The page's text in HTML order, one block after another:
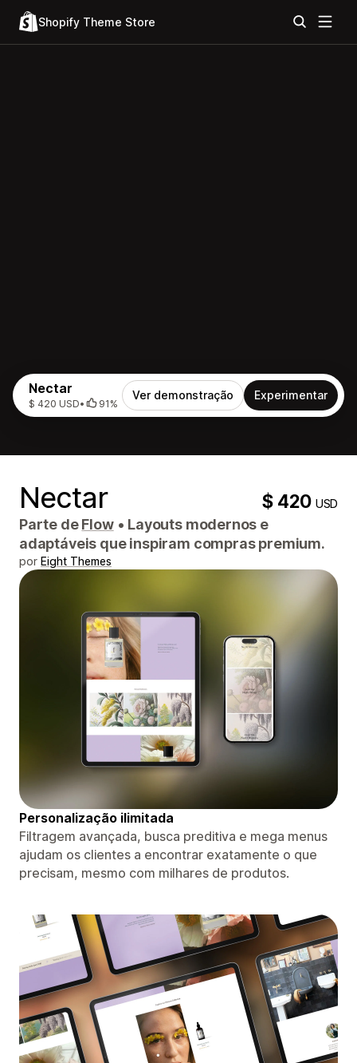
Shopify Theme Store
Nectar
$ 420 USD• 91%
Ver demonstração Experimentar
Nectar $ 420USD
Parte deFlow • Layouts modernos e
adaptáveis ​​que inspiram compras premium.
por Eight Themes
Personalização ilimitada
Filtragem avançada, busca preditiva e mega menus
ajudam os clientes a encontrar exatamente o que
precisam, mesmo com milhares de produtos.